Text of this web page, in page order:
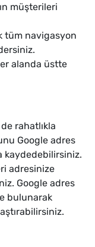
müşterileri
tüm navigasyon
alanda üstte
rahatlıkla
Google adres
kaydedebilirsiniz.
adresinize
Google adres
bulunarak